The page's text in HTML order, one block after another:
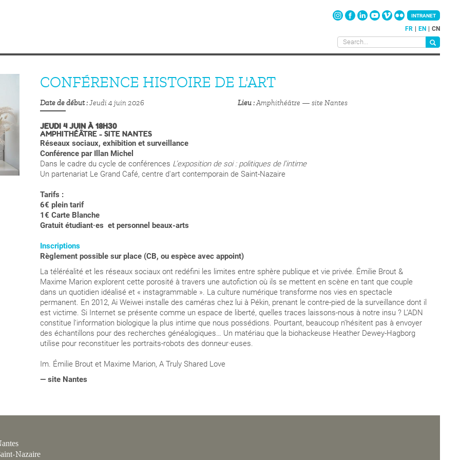
FR EN CN
INTRANET
CONFÉRENCE HISTOIRE DE L'ART
Date de début Jeudi 4 juin 2026 Lieu Amphithéâtre — site Nantes
JEUDI 4 JUIN À 18H30
AMPHITHÉÂTRE - SITE NANTES
Réseaux sociaux, exhibition et surveillance
Conférence par Illan Michel
Dans le cadre du cycle de conférences L’exposition de soi : politiques de l’intime
Un partenariat Le Grand Café, centre d'art contemporain de Saint-Nazaire
Tarifs :
6€ plein tarif
1€ Carte Blanche
Gratuit étudiant·es et personnel beaux-arts
Inscriptions
Règlement possible sur place (CB, ou espèce avec appoint)
La téléréalité et les réseaux sociaux ont redéfini les limites entre sphère publique et vie privée. Émilie Brout &
Maxime Marion explorent cette porosité à travers une autofiction où ils se mettent en scène en tant que couple
dans un quotidien idéalisé et « instagrammable ». La culture numérique transforme nos vies en spectacle
permanent. En 2012, Ai Weiwei installe des caméras chez lui à Pékin, prenant le contre-pied de la surveillance dont il
est victime. Si Internet se présente comme un espace de liberté, quelles traces laissons-nous à notre insu ? L’ADN
constitue l’information biologique la plus intime que nous possédions. Pourtant, beaucoup n’hésitent pas à envoyer
des échantillons pour des recherches généalogiques… Un matériau que la biohackeuse Heather Dewey-Hagborg
utilise pour reconstituer les portraits-robots des donneur·euses.
Im. Émilie Brout et Maxime Marion, A Truly Shared Love
— site Nantes
Nazaire